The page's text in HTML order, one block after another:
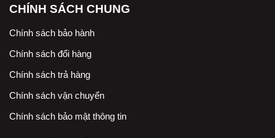
CHÍNH SÁCH CHUNG
Chính sách bảo hành
Chính sách đổi hàng
Chính sách trả hàng
Chính sách vận chuyển
Chính sách bảo mật thông tin